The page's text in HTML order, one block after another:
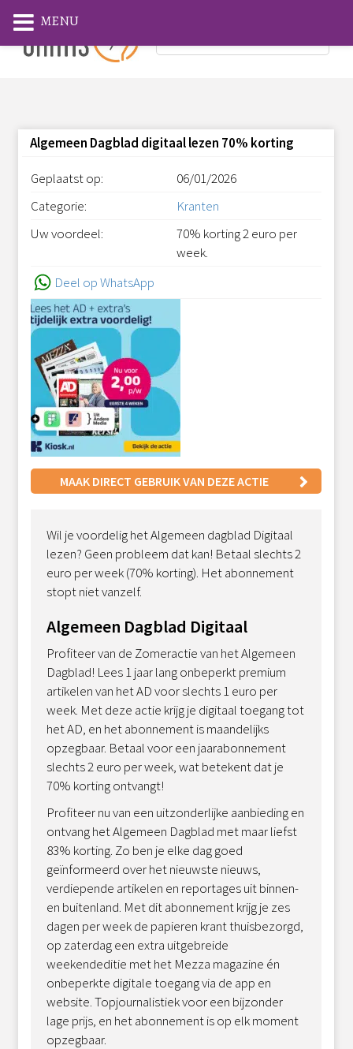
Algemeen Dagblad digitaal lezen 70% korting
Geplaatst op:
06/01/2026
Categorie:
Kranten
Uw voordeel:
70% korting 2 euro per
week.
Deel op WhatsApp
MAAK DIRECT GEBRUIK VAN DEZE ACTIE
Wil je voordelig het Algemeen dagblad Digitaal
lezen? Geen probleem dat kan! Betaal slechts 2
euro per week (70% korting). Het abonnement
stopt niet vanzelf.
Algemeen Dagblad Digitaal
Profiteer van de Zomeractie van het Algemeen
Dagblad! Lees 1 jaar lang onbeperkt premium
artikelen van het AD voor slechts 1 euro per
week. Met deze actie krijg je digitaal toegang tot
het AD, en het abonnement is maandelijks
opzegbaar. Betaal voor een jaarabonnement
slechts 2 euro per week, wat betekent dat je
70% korting ontvangt!
Profiteer nu van een uitzonderlijke aanbieding en
ontvang het Algemeen Dagblad met maar liefst
83% korting. Zo ben je elke dag goed
geïnformeerd over het nieuwste nieuws,
verdiepende artikelen en reportages uit binnen-
en buitenland. Met dit abonnement krijg je zes
dagen per week de papieren krant thuisbezorgd,
op zaterdag een extra uitgebreide
weekendeditie met het Mezza magazine én
onbeperkte digitale toegang via de app en
website. Topjournalistiek voor een bijzonder
lage prijs, en het abonnement is op elk moment
opzegbaar.
MENU